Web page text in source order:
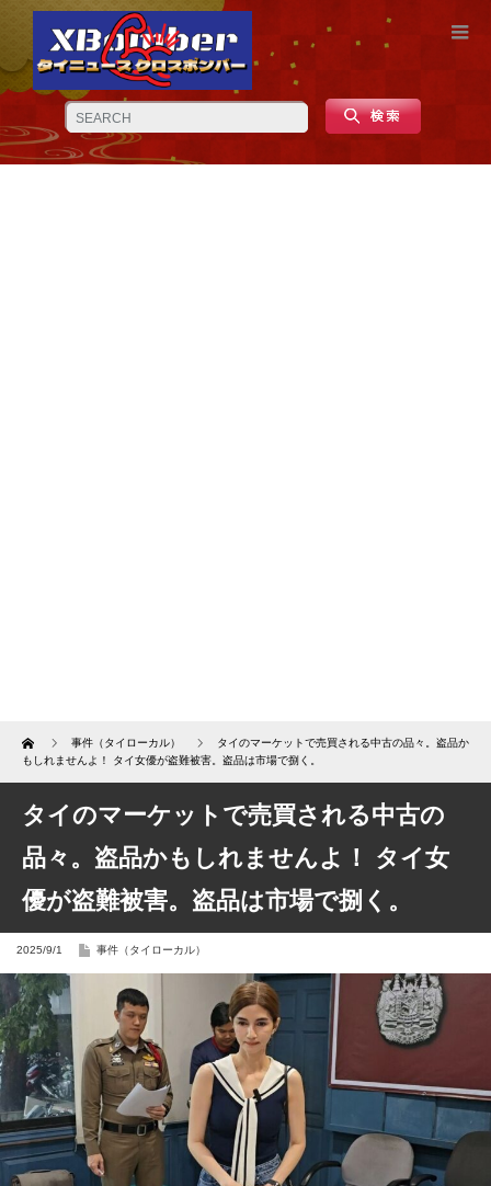
Home 事件（タイローカル）
タイのマーケットで売買される中古の品々。盗品か
もしれませんよ！ タイ女優が盗難被害。盗品は市場で捌く。
タイのマーケットで売買される中古の
品々。盗品かもしれませんよ！ タイ女
優が盗難被害。盗品は市場で捌く。
2025/9/1 事件（タイローカル）